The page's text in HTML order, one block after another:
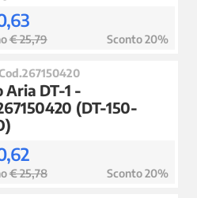
€ 25,79 Sconto 20%
Aria DT-1 -
(DT-150-
€ 25,78 Sconto 20%